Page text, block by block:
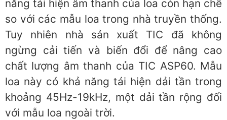
năng tái hiện âm thanh của loa còn hạn chế
so với các mẫu loa trong nhà truyền thống.
Tuy nhiên nhà sản xuất TIC đã không
ngừng cải tiến và biến đổi để nâng cao
chất lượng âm thanh của TIC ASP60. Mẫu
loa này có khả năng tái hiện dải tần trong
khoảng 45Hz-19kHz, một dải tần rộng đối
với mẫu loa ngoài trời.